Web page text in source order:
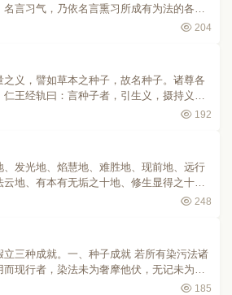
言习气，乃依名言熏习所成有为法的各别
者表义名言，能诠释义理的音声差别。二
的种子。此复有二：..
204
义，譬如草本之种子，故名种子。诸尊各
王经轨曰：言种子者，引生义，摄持义。
也。秘藏记曰：胎藏界以真言初字为种子，
体意也。三部种..
192
发光地、焰慧地、难胜地、现前地、远行
地、有本有无垢之十地、修生显得之十
即一切众生，本有净菩提心，所具足之无量
本有之十地功德也..
248
三种成就。一、种子成就 若所有染污法诸
现行者，染法未为奢摩他伏，无记未为圣
。如是名为种子成就，此等未损，行与不
185